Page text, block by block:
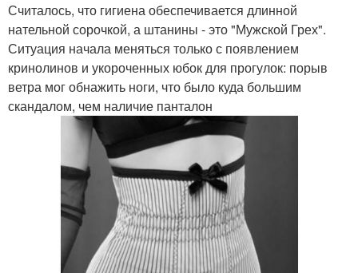
Считалось, что гигиена обеспечивается длинной
нательной сорочкой, а штанины - это "Мужской Грех".
Ситуация начала меняться только с появлением
кринолинов и укороченных юбок для прогулок: порыв
ветра мог обнажить ноги, что было куда большим
скандалом, чем наличие панталон